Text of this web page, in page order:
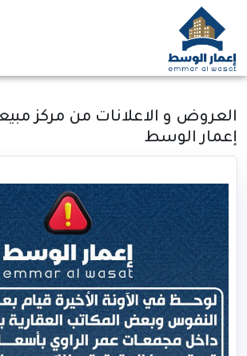
للمحتوى
العروض و الاعلانات من مركز
إعمار الوسط